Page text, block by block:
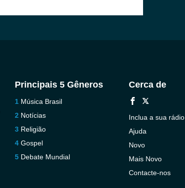
Principais 5 Gêneros
Música Brasil
Notícias
Religião
Gospel
Debate Mundial
Cerca de
Inclua a sua rádio
Ajuda
Novo
Mais Novo
Contacte-nos